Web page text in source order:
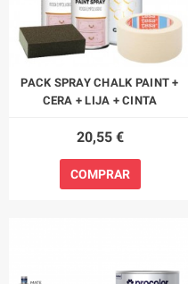
PACK SPRAY CHALK PAINT +
CERA + LIJA + CINTA
20,55 €
COMPRAR